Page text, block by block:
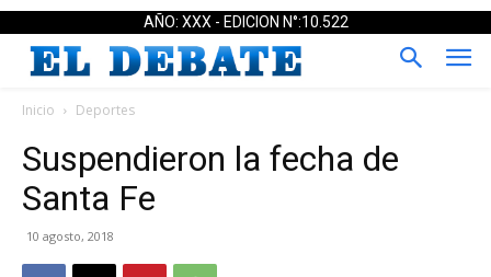
AÑO: XXX - EDICION N°:10.522
Inicio Deportes
Suspendieron la fecha de
Santa Fe
10 agosto, 2018